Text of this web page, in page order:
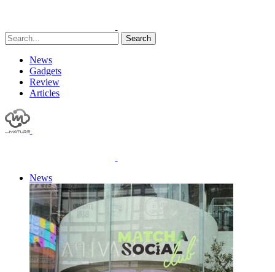
Search
News
Gadgets
Review
Articles
News